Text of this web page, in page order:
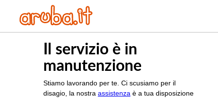
Il servizio è in
manutenzione
Stiamo lavorando per te. Ci scusiamo per il
disagio, la nostra assistenza è a tua disposizione